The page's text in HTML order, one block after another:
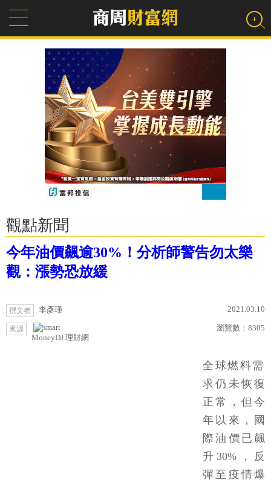
觀點新聞
今年油價飆逾30%！分析師警告勿太樂
觀：漲勢恐放緩
撰文者 李彥瑾 2021.03.10
來源
MoneyDJ 理財網
瀏覽數： 8305
全球燃料需
求仍未恢復
正常，但今
年以來，國
際油價已飆
升30%，反
彈至疫情爆